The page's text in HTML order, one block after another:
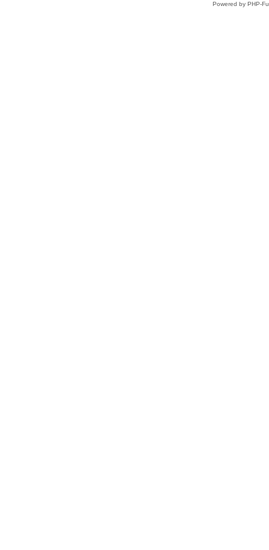
Powered by PHP-